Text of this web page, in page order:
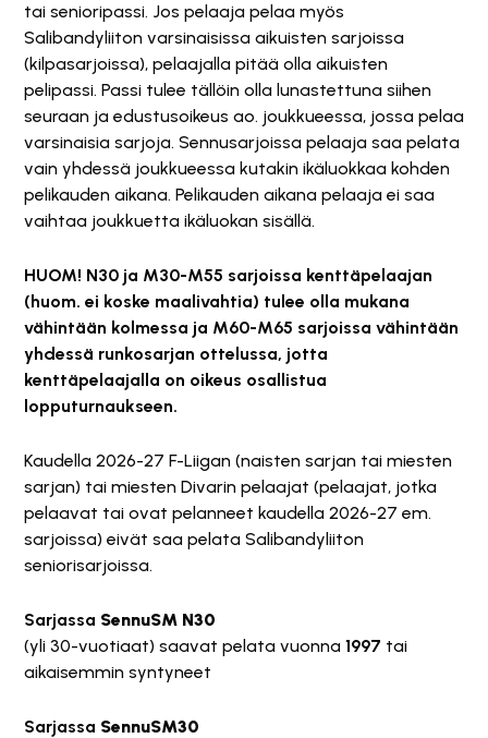
tai senioripassi. Jos pelaaja pelaa myös
Salibandyliiton varsinaisissa aikuisten sarjoissa
(kilpasarjoissa), pelaajalla pitää olla aikuisten
pelipassi. Passi tulee tällöin olla lunastettuna siihen
seuraan ja edustusoikeus ao. joukkueessa, jossa pelaa
varsinaisia sarjoja. Sennusarjoissa pelaaja saa pelata
vain yhdessä joukkueessa kutakin ikäluokkaa kohden
pelikauden aikana. Pelikauden aikana pelaaja ei saa
vaihtaa joukkuetta ikäluokan sisällä.
HUOM! N30 ja M30-M55 sarjoissa kenttäpelaajan
(huom. ei koske maalivahtia) tulee olla mukana
vähintään kolmessa ja M60-M65 sarjoissa vähintään
yhdessä runkosarjan ottelussa, jotta
kenttäpelaajalla on oikeus osallistua
lopputurnaukseen.
Kaudella 2026-27 F-Liigan (naisten sarjan tai miesten
sarjan) tai miesten Divarin pelaajat (pelaajat, jotka
pelaavat tai ovat pelanneet kaudella 2026-27 em.
sarjoissa) eivät saa pelata Salibandyliiton
seniorisarjoissa.
Sarjassa SennuSM N30
(yli 30-vuotiaat) saavat pelata vuonna 1997 tai
aikaisemmin syntyneet
Sarjassa SennuSM30